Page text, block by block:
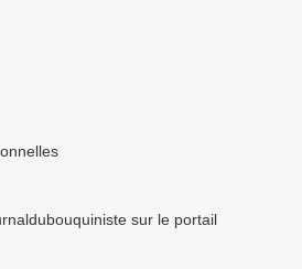
sur le portail